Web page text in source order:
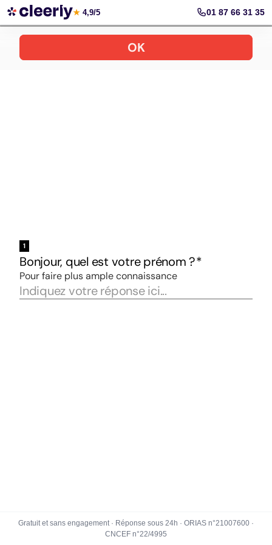
Votre simulation gratuite et personnalisée
★ 4,9/5 01 87 66 31 35
Gratuit et sans engagement · Réponse sous 24h · ORIAS n°21007600 ·
CNCEF n°22/4995